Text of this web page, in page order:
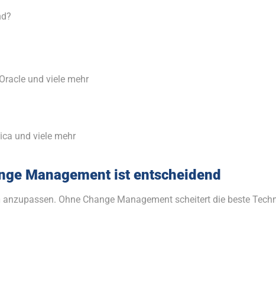
und viele mehr
und viele mehr
Management ist entscheidend
Ohne Change Management scheitert die beste